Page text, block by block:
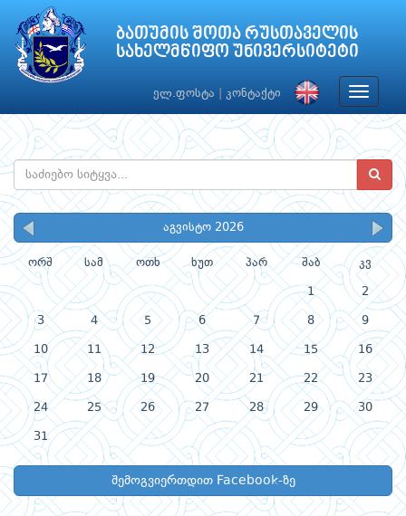
ბათუმის შოთა რუსთაველის
სახელმწიფო უნივერსიტეტი
ელ.ფოსტა კონტაქტი
Toggle
აგვისტო 2026
ორშ სამ ოთხ ხუთ პარ შაბ კვ
1 2
3 4 5 6 7 8 9
10 11 12 13 14 15 16
17 18 19 20 21 22 23
24 25 26 27 28 29 30
31
შემოგვიერთდით Facebook-ზე